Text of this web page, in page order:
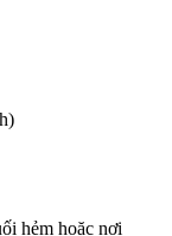
hẻm hoặc nơi